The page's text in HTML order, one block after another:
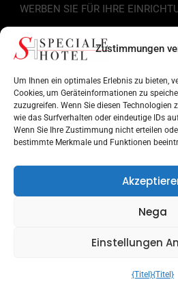
Zustimmungen
Um Ihnen ein optimales Erlebnis zu bieten,
Cookies, um Geräteinformationen zu
zuzugreifen. Wenn Sie diesen Technologien
wie das Surfverhalten oder eindeutige IDs
Wenn Sie Ihre Zustimmung nicht erteilen
bestimmte Merkmale und Funktionen
Nega
Einstellungen
{Titel}{Titel}
UNENTSCHLOSSEN?
WERBEN SIE FÜR IHRE
Nützliche Links
Tourist-Information
Hotels an der Romagnolischen
Sehenswertes in der Romagna